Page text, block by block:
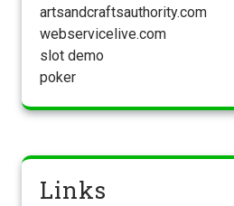
artsandcraftsauthority.com
webservicelive.com
slot demo
poker
Links